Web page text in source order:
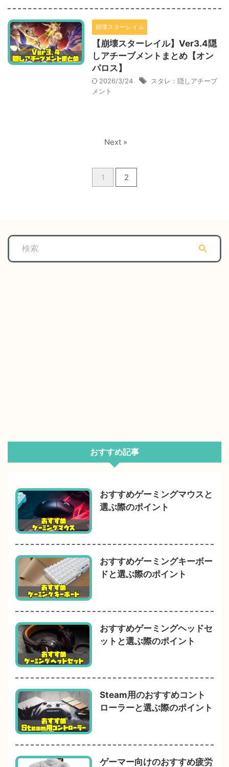
崩壊スターレイル
【崩壊スターレイル】Ver3.4隠
しアチーブメントまとめ【オン
パロス】
2026/3/24
スタレ：隠しアチーブ
メント
1 2
Next »
おすすめ記事
おすすめゲーミングマウスと
選ぶ際のポイント
おすすめゲーミングキーボー
ドと選ぶ際のポイント
おすすめゲーミングヘッドセ
ットと選ぶ際のポイント
Steam用のおすすめコント
ローラーと選ぶ際のポイント
ゲーマー向けのおすすめ疲労